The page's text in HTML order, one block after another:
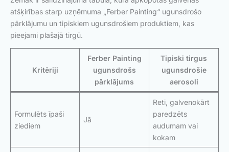
atšķirības starp uzņēmuma „Ferber Painting“ ugunsdrošo
pārklājumu un tipiskiem ugunsdrošiem produktiem, kas
pieejami plašajā tirgū.
Kritēriji
Ferber Painting
ugunsdrošs
pārklājums
Tipiski tirgus
ugunsdrošie
aerosoli
Formulēts īpaši
ziediem
Jā
Reti, galvenokārt
paredzēts
audumam vai
kokam